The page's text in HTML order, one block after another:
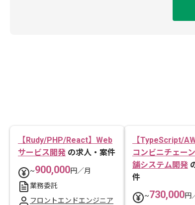
【Rudy/PHP/React】Web
サービス開発 の求人・案件
~900,000円／月
業務委託
フロントエンドエンジニア
【TypeScript/
コンビニチェー
舗システム開発
件
~730,000円